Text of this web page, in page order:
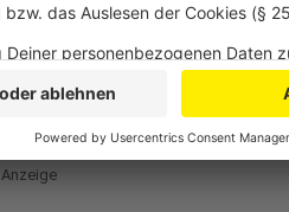
Stimmung überall dorthin, wo
dazugehört – für alle, die den
Jetzt überall erhältlich, wo
Anzeige